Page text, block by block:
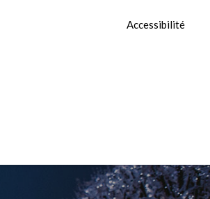
Accessibilité